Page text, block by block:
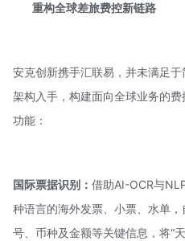
重构全球差旅费控新链路
安克创新携手汇联易，并未满足
架构入手，构建面向全球业务的
功能：
国际票据识别： 借助AI-OCR与
种语言的海外发票、小票、水单
号、币种及金额等关键信息，将“